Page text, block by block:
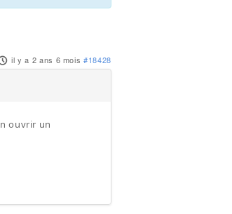
il y a 2 ans 6 mois #18428
ouvrir un